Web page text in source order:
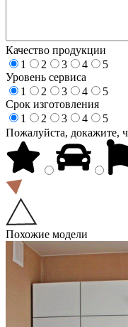
Качество продукции
1
2 3 4
5
Уровень сервиса
1
2 3 4
5
Срок изготовления
1
2 3 4
5
Пожалуйста, докажите,
Похожие модели